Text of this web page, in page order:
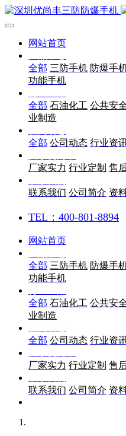
网站首页
全部 三防手机 防爆手
功能手机
全部 石油化工 公共安
业制造
全部 公司动态 行业资
厂家实力 行业定制 售
联系我们 公司简介 资
TEL：400-801-8894
网站首页
全部 三防手机 防爆手
功能手机
全部 石油化工 公共安
业制造
全部 公司动态 行业资
厂家实力 行业定制 售
联系我们 公司简介 资